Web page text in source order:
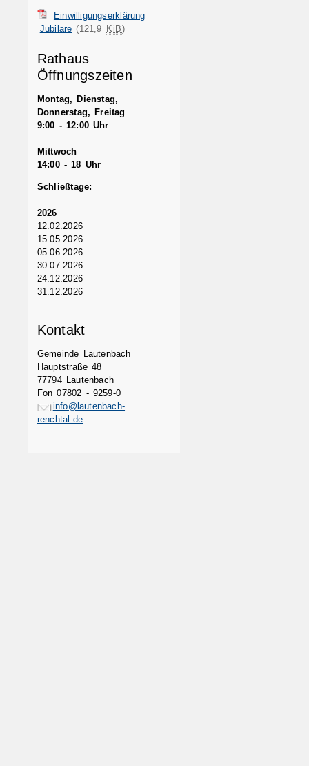
Einwilligungserklärung
Jubilare (121,9 KiB)
Rathaus
Öffnungszeiten
Montag, Dienstag,
Donnerstag, Freitag
9:00 - 12:00 Uhr
Mittwoch
14:00 - 18 Uhr
Schließtage:
2026
12.02.2026
15.05.2026
05.06.2026
30.07.2026
24.12.2026
31.12.2026
Kontakt
Gemeinde Lautenbach
Hauptstraße 48
77794 Lautenbach
Fon 07802 - 9259-0
info@lautenbach-
renchtal.de